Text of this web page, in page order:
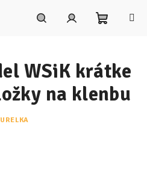
košík
WSiK krátke
na klenbu